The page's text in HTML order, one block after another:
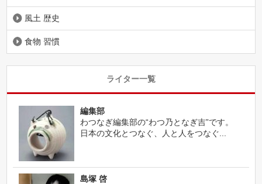
風土 歴史
食物 習慣
ライター一覧
編集部
わつなぎ編集部の“わつ乃となぎ吉”です。
日本の文化とつなぐ、人と人をつなぐ...
島塚 啓